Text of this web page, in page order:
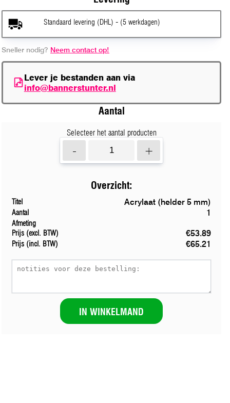
Standaard levering (DHL) - (5 werkdagen)
Sneller nodig? Neem contact op!
Lever je bestanden aan via
info@bannerstunter.nl
Aantal
Selecteer het aantal producten
- +
Overzicht:
Titel Acrylaat (helder 5 mm)
Aantal 1
Afmeting
Prijs (excl. BTW)
€53.89
Prijs (incl. BTW) €65.21
IN WINKELMAND